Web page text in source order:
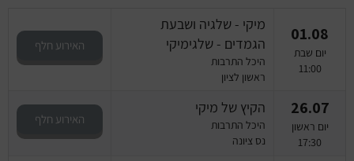
01.08
יום שבת
11:00
מיקי - שלגיה ושבעת
הגמדים - שלגימיקי
היכל התרבות
ראשון לציון
האירוע חלף
26.07
יום ראשון
17:30
הקיץ של מיקי
היכל התרבות
נס ציונה
האירוע חלף